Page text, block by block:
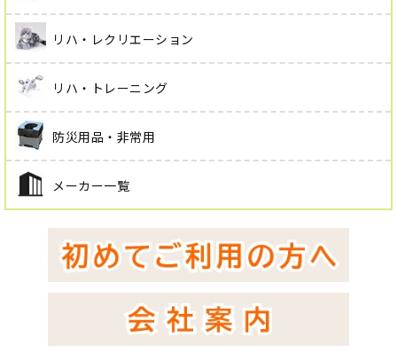
リハ・レクリエーション
リハ・トレーニング
防災用品・非常用
メーカー一覧